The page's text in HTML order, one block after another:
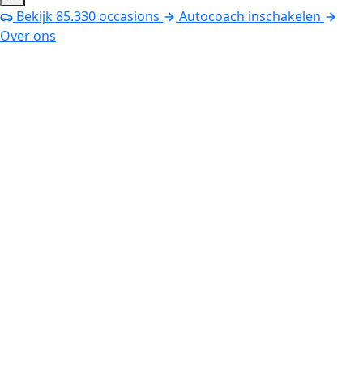
Bekijk85.330occasions
Autocoach inschakelen
Over ons